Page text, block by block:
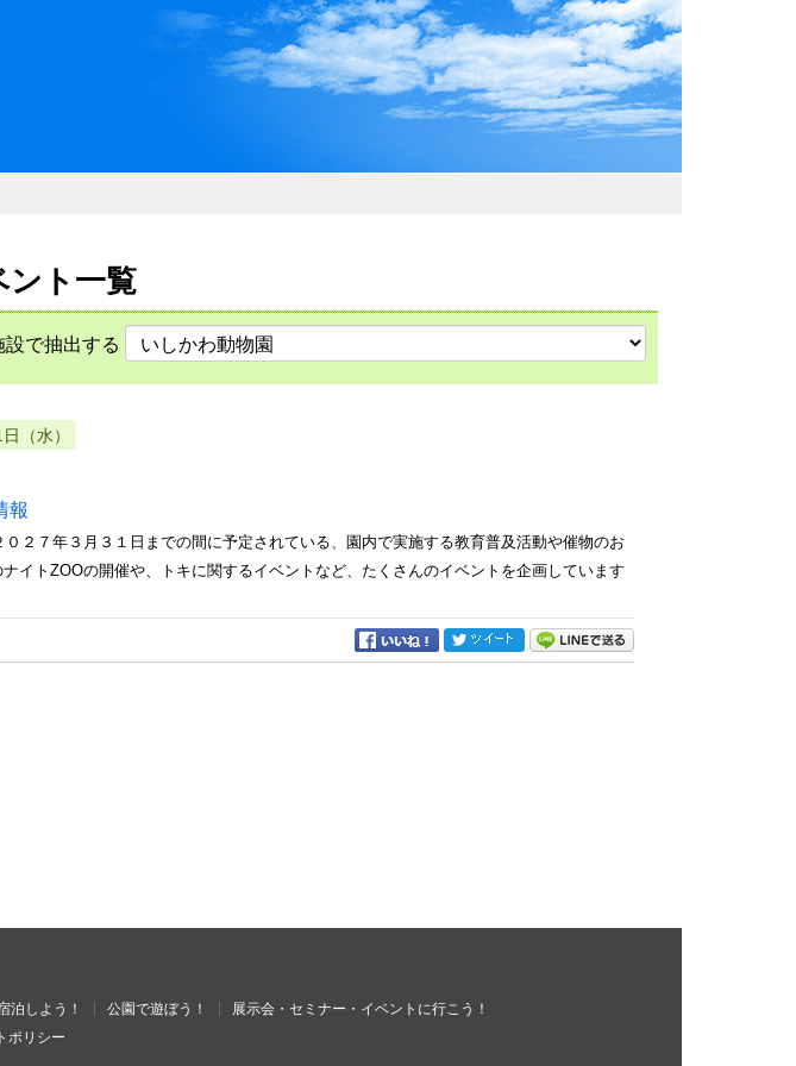
公社 いしかわおでかけガイド
ント一覧
設で抽出する
（水）
報
２７年３月３１日までの間に予定されている、園内で実施する教育普及活動や催物のお
イトZOOの開催や、トキに関するイベントなど、たくさんのイベントを企画しています
泊しよう！ 公園で遊ぼう！
展示会・セミナー・イベントに行こう！
ポリシー